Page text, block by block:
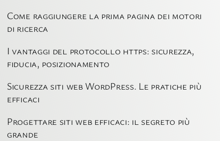
Come raggiungere la prima pagina dei motori
di ricerca
I vantaggi del protocollo https: sicurezza,
fiducia, posizionamento
Sicurezza siti web WordPress. Le pratiche più
efficaci
Progettare siti web efficaci: il segreto più
grande